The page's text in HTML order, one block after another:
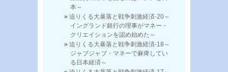
本～
迫りくる大暴落と戦争刺激経済-20～
イングランド銀行の理事がマネー・
クリエイションを認め始めた～
迫りくる大暴落と戦争刺激経済-18～
ジャブジャブ・マネーで麻痺してい
る日本経済～